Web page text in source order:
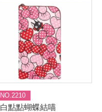
NO.2210
白點點蝴蝶結喵